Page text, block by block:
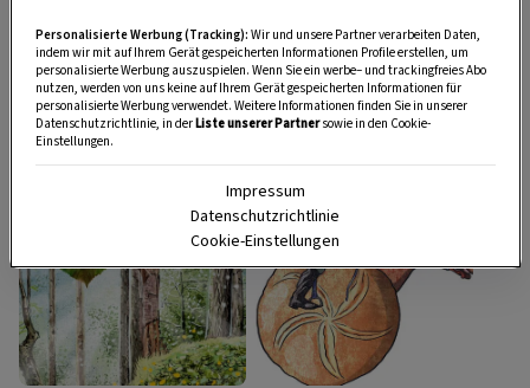
BRAUCHTUM
17 Aberglauben, ihr
Nutzen & ihre
Herkunft
BRAUCHTUM
Mundart-Quiz:
Verstehen Sie den
Personalisierte Werbung (Tracking): Wir und unsere Partner verarbeiten Daten,
indem wir mit auf Ihrem Gerät gespeicherten Informationen Profile erstellen, um
personalisierte Werbung auszuspielen. Wenn Sie ein werbe– und trackingfreies Abo
nutzen, werden von uns keine auf Ihrem Gerät gespeicherten Informationen für
personalisierte Werbung verwendet. Weitere Informationen finden Sie in unserer
Datenschutzrichtlinie, in derListe unserer Partnersowie in den Cookie-
Einstellungen.
Impressum
Datenschutzrichtlinie
Cookie-Einstellungen